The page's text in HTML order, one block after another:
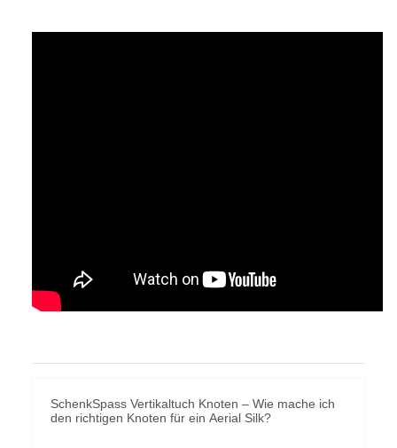
SchenkSpass Vertikaltuch Knoten – Wie mache ich
den richtigen Knoten für ein Aerial Silk?